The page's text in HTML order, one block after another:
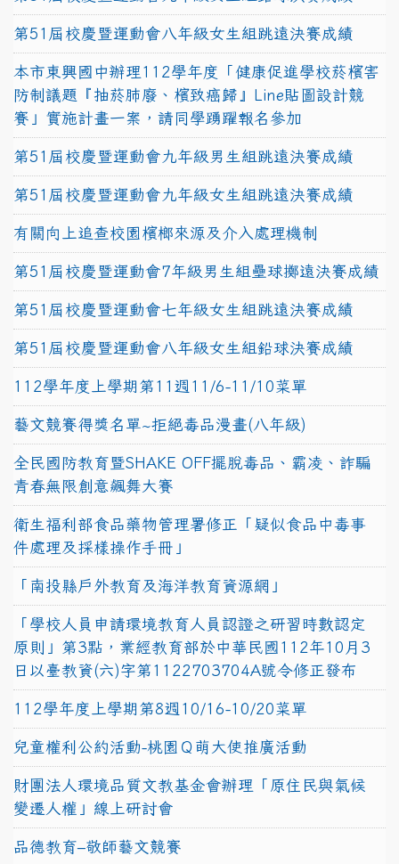
第51屆校慶暨運動會八年級女生組跳遠決賽成績
本市東興國中辦理112學年度「健康促進學校菸檳害
防制議題『抽菸肺廢、檳致癌歸』Line貼圖設計競
賽」實施計畫一案，請同學踴躍報名參加
第51屆校慶暨運動會九年級男生組跳遠決賽成績
第51屆校慶暨運動會九年級女生組跳遠決賽成績
有關向上追查校園檳榔來源及介入處理機制
第51屆校慶暨運動會7年級男生組壘球擲遠決賽成績
第51屆校慶暨運動會七年級女生組跳遠決賽成績
第51屆校慶暨運動會八年級女生組鉛球決賽成績
112學年度上學期第11週11/6-11/10菜單
藝文競賽得獎名單~拒絕毒品漫畫(八年級)
全民國防教育暨SHAKE OFF擺脫毒品、霸凌、詐騙
青春無限創意飆舞大賽
衛生福利部食品藥物管理署修正「疑似食品中毒事
件處理及採樣操作手冊」
「南投縣戶外教育及海洋教育資源網」
「學校人員申請環境教育人員認證之研習時數認定
原則」第3點，業經教育部於中華民國112年10月3
日以臺教資(六)字第1122703704A號令修正發布
112學年度上學期第8週10/16-10/20菜單
兒童權利公約活動-桃園Ｑ萌大使推廣活動
財團法人環境品質文教基金會辦理「原住民與氣候
變遷人權」線上研討會
品德教育–敬師藝文競賽